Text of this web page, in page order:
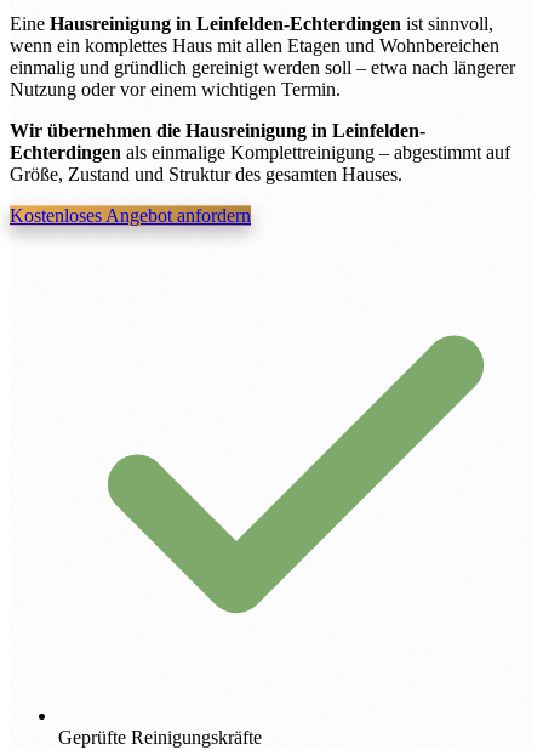
Eine Hausreinigung in Leinfelden-Echterdingen ist sinnvoll,
wenn ein komplettes Haus mit allen Etagen und Wohnbereichen
einmalig und gründlich gereinigt werden soll – etwa nach längerer
Nutzung oder vor einem wichtigen Termin.
Wir übernehmen die Hausreinigung in Leinfelden-
Echterdingen als einmalige Komplettreinigung – abgestimmt auf
Größe, Zustand und Struktur des gesamten Hauses.
Kostenloses Angebot anfordern
Geprüfte Reinigungskräfte